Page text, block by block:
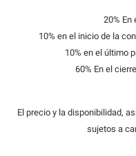
20% En
10% en el inicio de la
10% en el último
60% En el
El precio y la disponibilidad,
sujetos a